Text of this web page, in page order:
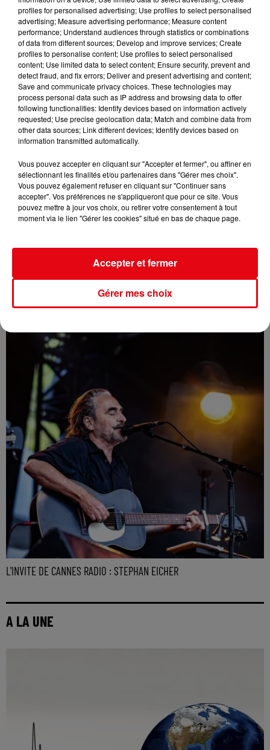
L'INVITEE DE CANNES RADIO : ANGELIQUE KIDJO
L'INVITE DE CANNES RADIO : KEZIAH JONES
L'INVITE DE CANNES RADIO : STEPHAN EICHER
A LA UNE
profiles for personalised advertising; Use profiles to select personalised
advertising; Measure advertising performance; Measure content
performance; Understand audiences through statistics or combinations
of data from different sources; Develop and improve services; Create
profiles to personalise content; Use profiles to select personalised
content; Use limited data to select content; Ensure security, prevent and
detect fraud, and fix errors; Deliver and present advertising and content;
Save and communicate privacy choices. These technologies may
process personal data such as IP address and browsing data to offer
following functionalities: Identify devices based on information actively
requested; Use precise geolocation data; Match and combine data from
other data sources; Link different devices; Identify devices based on
information transmitted automatically.
Vous pouvez accepter en cliquant sur "Accepter et fermer", ou affiner en
sélectionnant les finalités et/ou partenaires dans "Gérer mes choix".
Vous pouvez également refuser en cliquant sur "Continuer sans
accepter". Vos préférences ne s'appliqueront que pour ce site. Vous
pouvez mettre à jour vos choix, ou retirer votre consentement à tout
moment via le lien "Gérer les cookies" situé en bas de chaque page.
Gérer mes choix
Accepter et fermer